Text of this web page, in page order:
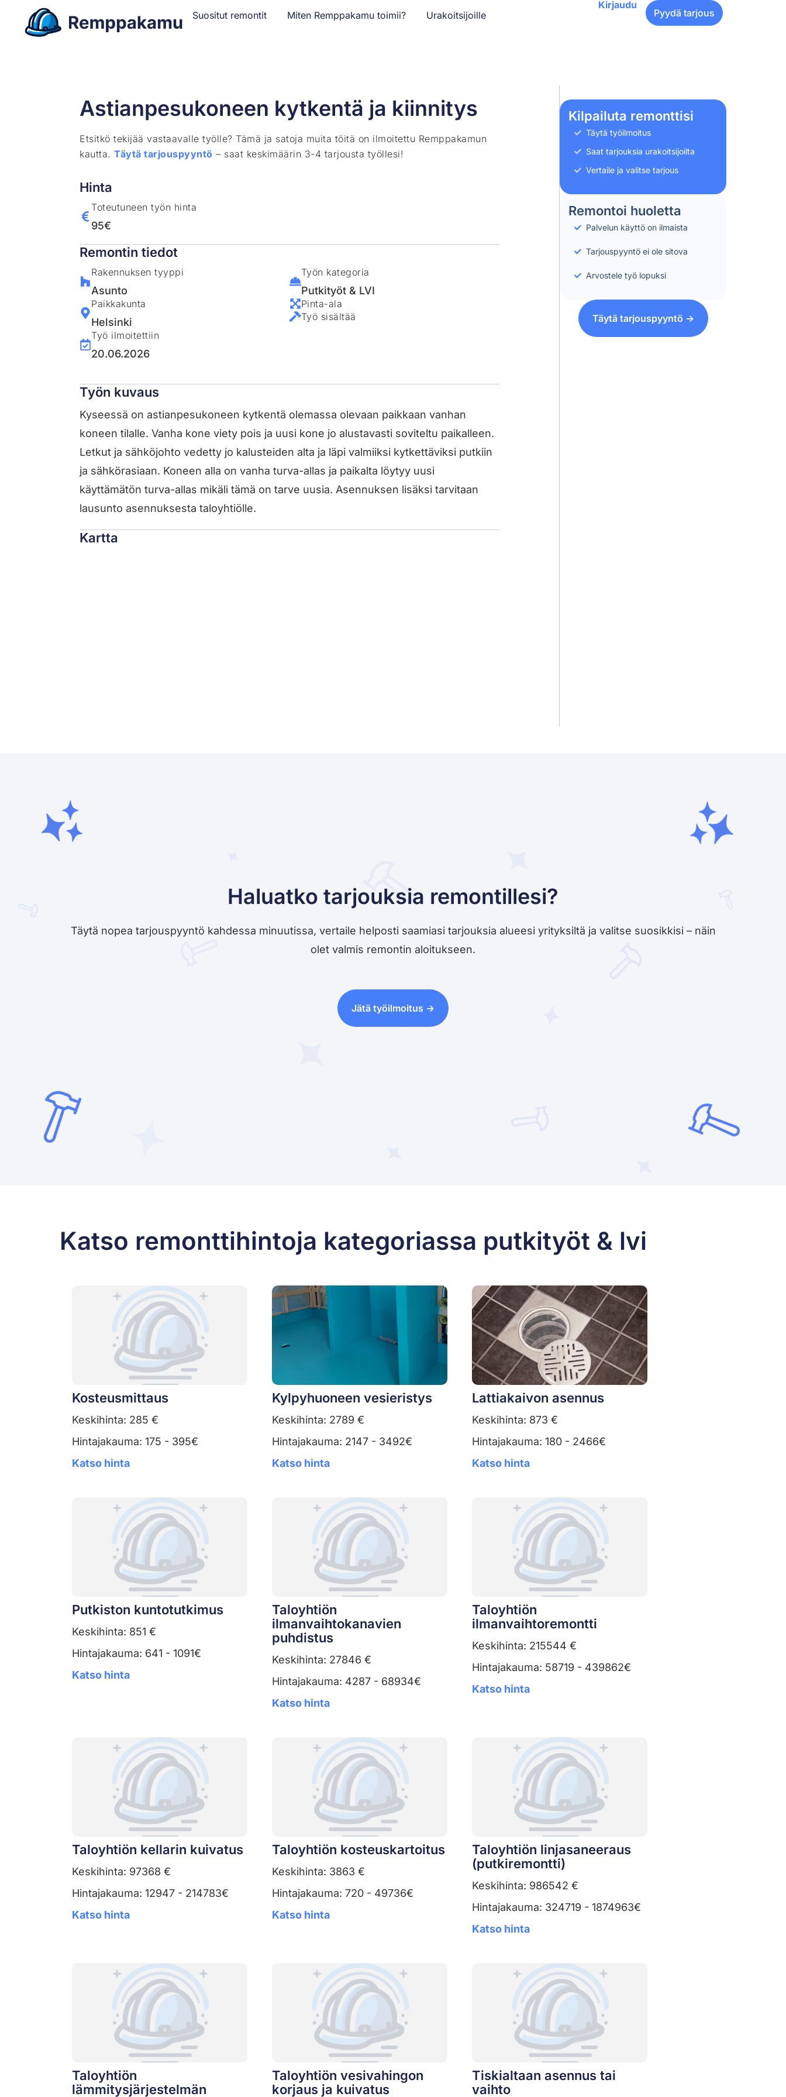
Suositut remontit Miten Remppakamu toimii? Urakoitsijoille
Kirjaudu
Pyydä tarjous
Astianpesukoneen kytkentä ja kiinnitys
Etsitkö tekijää vastaavalle työlle? Tämä ja satoja muita töitä on ilmoitettu Remppakamun
kautta.Täytä tarjouspyyntö – saat keskimäärin 3-4 tarjousta työllesi!
Hinta
Toteutuneen työn hinta
95€
Remontin tiedot
Rakennuksen tyyppi
Asunto
Paikkakunta
Helsinki
Työ ilmoitettiin
20.06.2026
Työn kategoria
Putkityöt & LVI
Pinta-ala
Työ sisältää
Työn kuvaus
Kyseessä on astianpesukoneen kytkentä olemassa olevaan paikkaan vanhan
koneen tilalle. Vanha kone viety pois ja uusi kone jo alustavasti soviteltu paikalleen.
Letkut ja sähköjohto vedetty jo kalusteiden alta ja läpi valmiiksi kytkettäviksi putkiin
ja sähkörasiaan. Koneen alla on vanha turva-allas ja paikalta löytyy uusi
käyttämätön turva-allas mikäli tämä on tarve uusia. Asennuksen lisäksi tarvitaan
lausunto asennuksesta taloyhtiölle.
Kartta
Kilpailuta remonttisi
Täytä työilmoitus
Saat tarjouksia urakoitsijoilta
Vertaile ja valitse tarjous
Remontoi huoletta
Palvelun käyttö on ilmaista
Tarjouspyyntö ei ole sitova
Arvostele työ lopuksi
Täytä tarjouspyyntö ->
Haluatko tarjouksia remontillesi?
Täytä nopea tarjouspyyntö kahdessa minuutissa, vertaile helposti saamiasi tarjouksia alueesi yrityksiltä ja valitse suosikkisi – näin
olet valmis remontin aloitukseen.
Jätä työilmoitus ->
Katso remonttihintoja kategoriassa putkityöt & lvi
Kosteusmittaus
Keskihinta: 285 €
Hintajakauma: 175 - 395€
Katso hinta
Kylpyhuoneen vesieristys
Keskihinta: 2789 €
Hintajakauma: 2147 - 3492€
Katso hinta
Lattiakaivon asennus
Keskihinta: 873 €
Hintajakauma: 180 - 2466€
Katso hinta
Putkiston kuntotutkimus
Keskihinta: 851 €
Hintajakauma: 641 - 1091€
Katso hinta
Taloyhtiön
ilmanvaihtokanavien
puhdistus
Keskihinta: 27846 €
Hintajakauma: 4287 - 68934€
Katso hinta
Taloyhtiön
ilmanvaihtoremontti
Keskihinta: 215544 €
Hintajakauma: 58719 - 439862€
Katso hinta
Taloyhtiön kellarin kuivatus
Keskihinta: 97368 €
Hintajakauma: 12947 - 214783€
Katso hinta
Taloyhtiön kosteuskartoitus
Keskihinta: 3863 €
Hintajakauma: 720 - 49736€
Katso hinta
Taloyhtiön linjasaneeraus
(putkiremontti)
Keskihinta: 986542 €
Hintajakauma: 324719 - 1874963€
Katso hinta
Taloyhtiön
lämmitysjärjestelmän
Taloyhtiön vesivahingon
korjaus ja kuivatus
Tiskialtaan asennus tai
vaihto